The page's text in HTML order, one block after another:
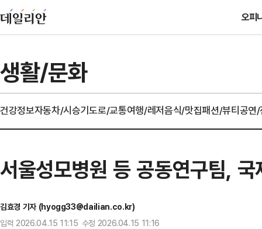
오피
생활/문화
건강정보자동차/시승기도로/교통여행/레저음식/맛집패션/뷰티공연
서울성모병원 등 공동연구팀,
김효경 기자 (hyogg33@dailian.co.kr)
입력 2026.04.15 11:15 수정 2026.04.15 11:16